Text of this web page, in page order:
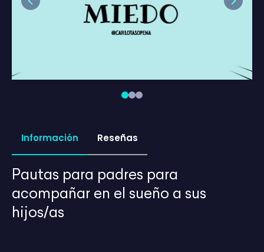
Previous Next
Información Reseñas
Pautas para padres para
acompañar en el sueño a sus
hijos/as